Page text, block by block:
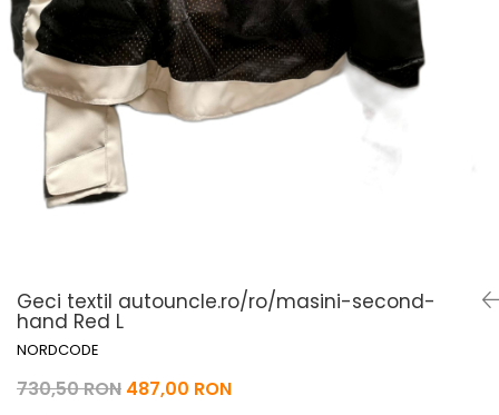
Pelerine de ploaie
Protectii
Rucsac/Borseta
Tricou / Geci / Termic
Roti/Accesorii
Ambreiaj
Evacuare
Cabluri si Conducte
Uleiuri si Lubrifianti
Filtre
Suspensii
Geci textil autouncle.ro/ro/masini-second-
hand Red L
NORDCODE
730,50 RON 487,00 RON